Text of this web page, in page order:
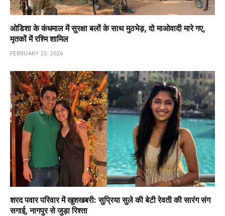
ओडिशा के कंधमाल में सुरक्षा बलों के साथ मुठभेड़, दो माओवादी मारे गए,
मृतकों में रश्मि शामिल
FEBRUARY 23, 2026
शरद पवार परिवार में खुशखबरी: सुप्रिया सुले की बेटी रेवती की सारंग संग
सगाई, नागपुर से जुड़ा रिश्ता